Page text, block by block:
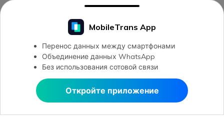
Открыть в MobileTrans
MobileTrans App
Перенос данных между смартфонами
Объединение данных WhatsApp
Без использования сотовой связи
Откройте приложение